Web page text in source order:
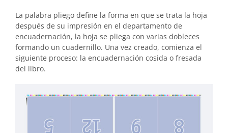
La palabra pliego define la forma en que se trata la hoja
después de su impresión en el departamento de
encuadernación, la hoja se pliega con varias dobleces
formando un cuadernillo. Una vez creado, comienza el
siguiente proceso: la encuadernación cosida o fresada
del libro.